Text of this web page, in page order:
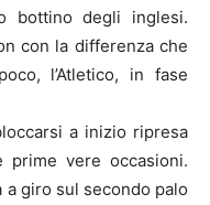
bottino degli inglesi.
con la differenza che
l’Atletico, in fase
a inizio ripresa
prime vere occasioni.
a giro sul secondo palo